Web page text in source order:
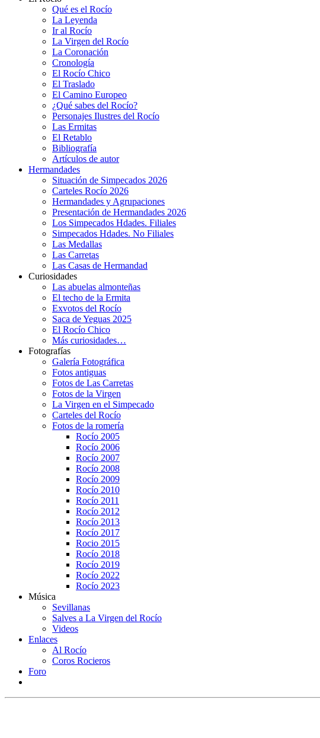
Qué es el Rocío
La Leyenda
Ir al Rocío
La Virgen del Rocío
La Coronación
Cronología
El Rocío Chico
El Traslado
El Camino Europeo
¿Qué sabes del Rocío?
Personajes Ilustres del Rocío
Las Ermitas
El Retablo
Bibliografía
Artículos de autor
Hermandades
Situación de Simpecados 2026
Carteles Rocío 2026
Hermandades y Agrupaciones
Presentación de Hermandades 2026
Los Simpecados Hdades. Filiales
Simpecados Hdades. No Filiales
Las Medallas
Las Carretas
Las Casas de Hermandad
Curiosidades
Las abuelas almonteñas
El techo de la Ermita
Exvotos del Rocío
Saca de Yeguas 2025
El Rocío Chico
Más curiosidades…
Fotografías
Galería Fotográfica
Fotos antiguas
Fotos de Las Carretas
Fotos de la Virgen
La Virgen en el Simpecado
Carteles del Rocío
Fotos de la romería
Rocío 2005
Rocío 2006
Rocío 2007
Rocío 2008
Rocío 2009
Rocío 2010
Rocío 2011
Rocío 2012
Rocío 2013
Rocío 2017
Rocio 2015
Rocío 2018
Rocío 2019
Rocío 2022
Rocío 2023
Música
Sevillanas
Salves a La Virgen del Rocío
Videos
Enlaces
Al Rocío
Coros Rocieros
Foro